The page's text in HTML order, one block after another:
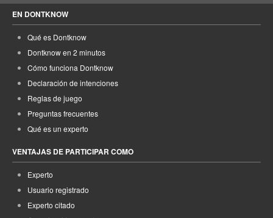
EN DONTKNOW
Qué es Dontknow
Dontknow en 2 minutos
Cómo funciona Dontknow
Declaración de intenciones
Reglas de juego
Preguntas frecuentes
Qué es un experto
VENTAJAS DE PARTICIPAR COMO
Experto
Usuario registrado
Experto citado